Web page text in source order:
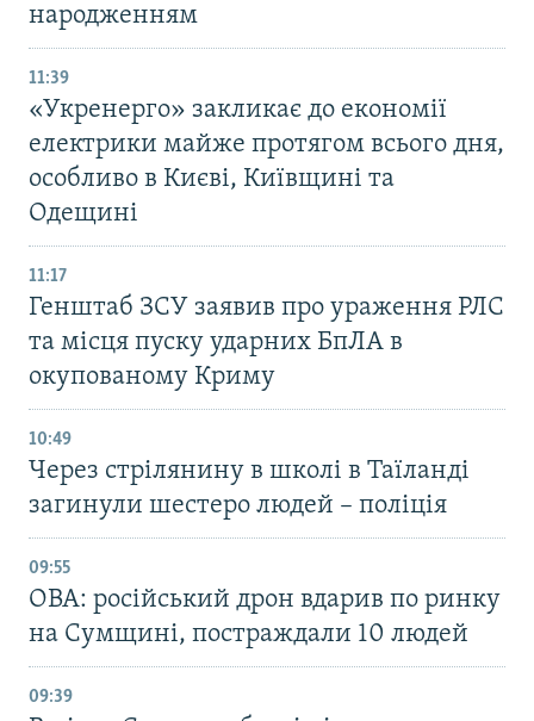
народженням
11:39
«Укренерго» закликає до економії
електрики майже протягом всього дня,
особливо в Києві, Київщині та
Одещині
11:17
Генштаб ЗСУ заявив про ураження РЛС
та місця пуску ударних БпЛА в
окупованому Криму
10:49
Через стрілянину в школі в Таїланді
загинули шестеро людей – поліція
09:55
ОВА: російський дрон вдарив по ринку
на Сумщині, постраждали 10 людей
09:39